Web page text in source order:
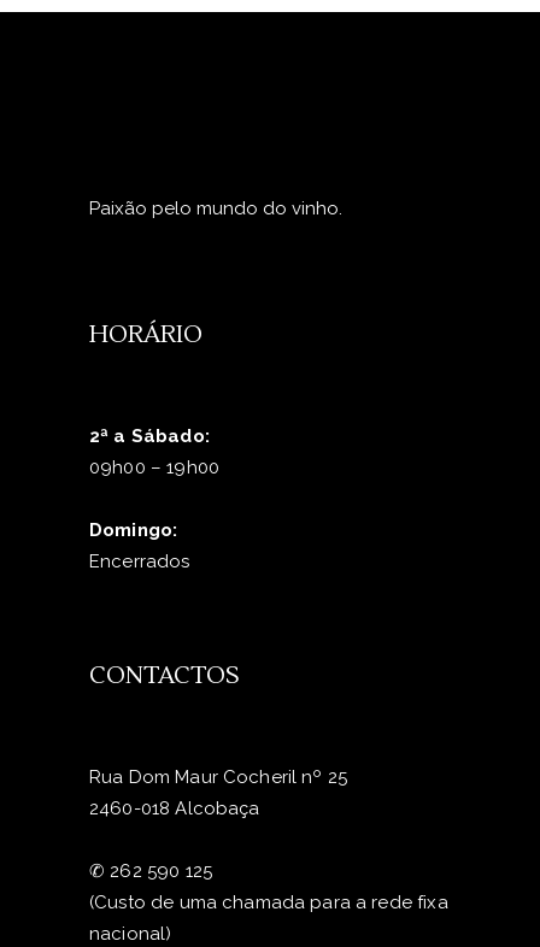
Paixão pelo mundo do vinho.
HORÁRIO
2ª a Sábado:
09h00 – 19h00
Domingo:
Encerrados
CONTACTOS
Rua Dom Maur Cocheril nº 25
2460-018 Alcobaça
✆ 262 590 125
(Custo de uma chamada para a rede fixa
nacional)